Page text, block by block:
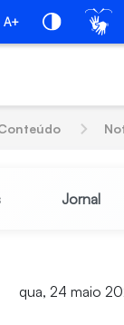
A+
Jornal
qua, 24 maio